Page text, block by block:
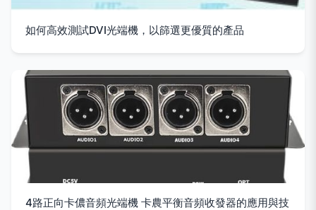
如何高效測試DVI光端機，以篩選更優質的產品
4路正向卡儂音頻光端機 卡農平衡音頻收發器的應用與技